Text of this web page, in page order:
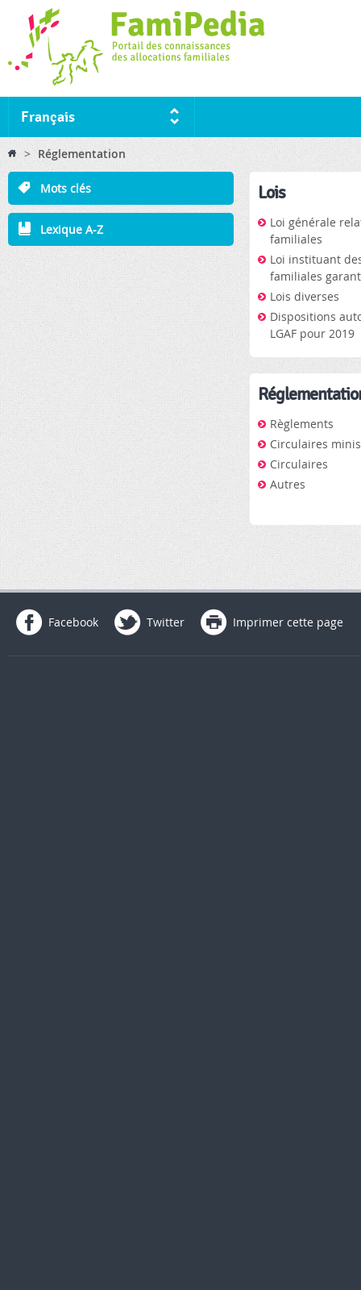
Français
You are here
> Réglementation
Mots clés
Lexique A-Z
Lois
Loi générale
familiales
Loi instituant
familiales
Lois diverses
Dispositions
LGAF pour 2019
Règlements
Circulaires
Circulaires
Autres
Facebook Twitter Imprimer cette page